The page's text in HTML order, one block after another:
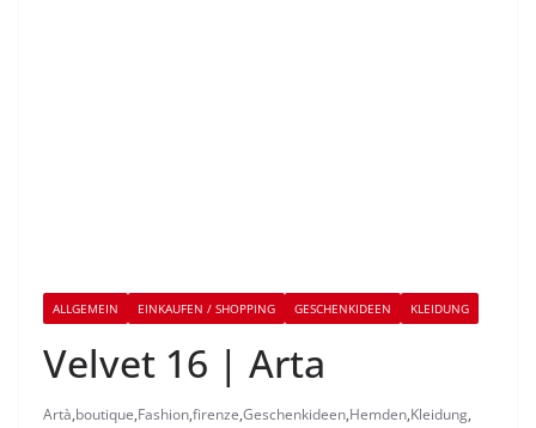
ALLGEMEIN EINKAUFEN / SHOPPING GESCHENKIDEEN KLEIDUNG
Velvet 16 | Arta
Artà,boutique,Fashion,firenze,Geschenkideen,Hemden,Kleidung,